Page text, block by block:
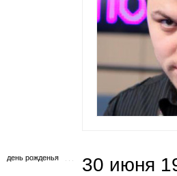
день рожденья 30 июня